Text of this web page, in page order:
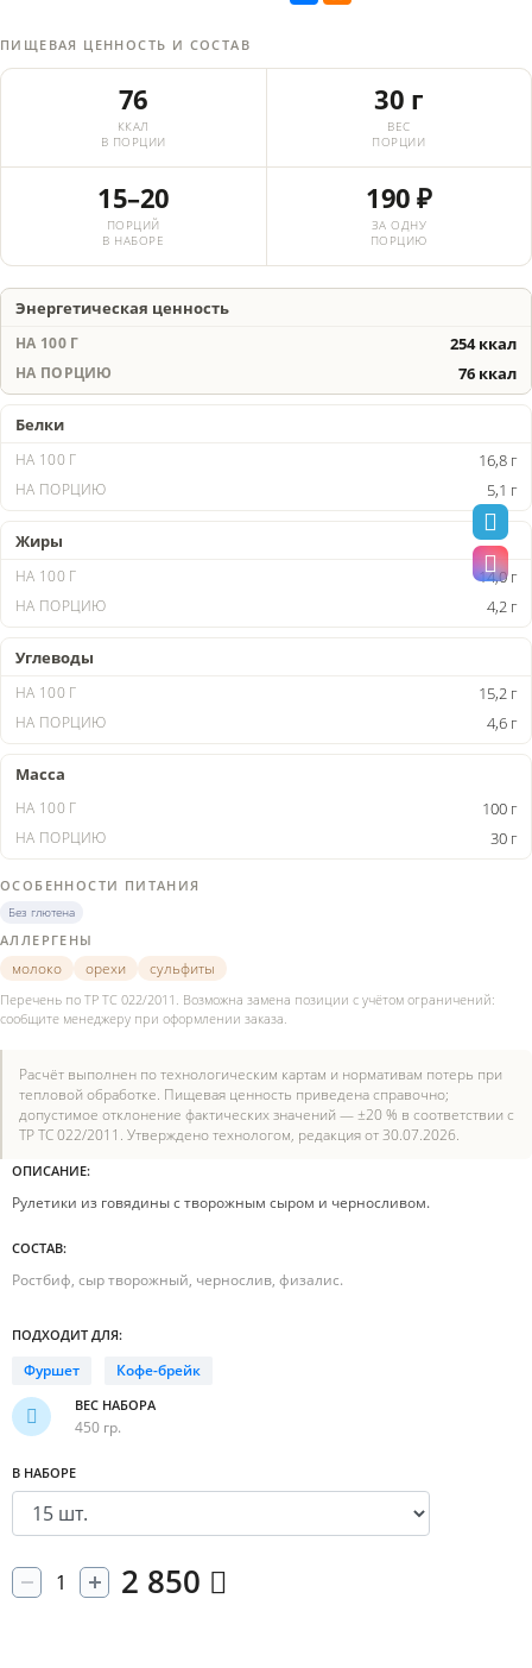
ПИЩЕВАЯ ЦЕННОСТЬ И СОСТАВ
76
ККАЛ
В ПОРЦИИ
30 г
ВЕС
ПОРЦИИ
15–20
ПОРЦИЙ
В НАБОРЕ
190 ₽
ЗА ОДНУ
ПОРЦИЮ
Энергетическая ценность
254 ккал
76 ккал
Белки
16,8 г
5,1 г
Жиры
14,0 г
4,2 г
Углеводы
15,2 г
4,6 г
Масса
100 г
30 г
ОСОБЕННОСТИ ПИТАНИЯ
Без глютена
АЛЛЕРГЕНЫ
молоко
орехи
сульфиты
Перечень по ТР ТС 022/2011. Возможна замена позиции с учётом ограничений:
сообщите менеджеру при оформлении заказа.
Расчёт выполнен по технологическим картам и нормативам потерь при
тепловой обработке. Пищевая ценность приведена справочно;
допустимое отклонение фактических значений — ±20 % в соответствии с
ТР ТС 022/2011. Утверждено технологом, редакция от 30.07.2026.
ОПИСАНИЕ:
Рулетики из говядины с творожным сыром и черносливом.
СОСТАВ:
Ростбиф, сыр творожный, чернослив, физалис.
ПОДХОДИТ ДЛЯ:
Фуршет Кофе-брейк
ВЕС НАБОРА
450 гр.
В НАБОРЕ
2 850